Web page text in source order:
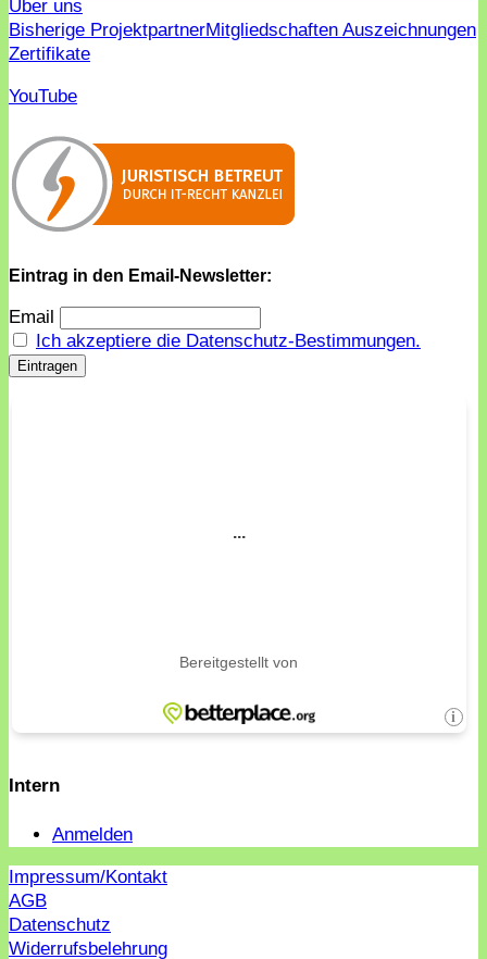
Über uns
Bisherige ProjektpartnerMitgliedschaften Auszeichnungen
Zertifikate
YouTube
Eintrag in den Email-Newsletter:
Email
Ich akzeptiere die Datenschutz-Bestimmungen.
Intern
Anmelden
Impressum/Kontakt
AGB
Datenschutz
Widerrufsbelehrung